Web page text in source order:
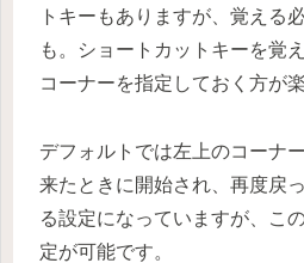
トキーもありますが、覚える
も。ショートカットキーを覚
コーナーを指定しておく方が
デフォルトでは左上のコーナ
来たときに開始され、再度戻
る設定になっていますが、こ
定が可能です。